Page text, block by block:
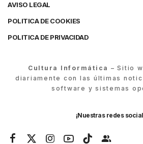
AVISO LEGAL
POLITICA DE COOKIES
POLITICA DE PRIVACIDAD
Cultura Informática – Sitio
diariamente con las últimas
software y sistemas
¡Nuestras redes